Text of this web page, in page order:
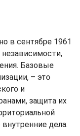
в сентябре 1961
Базовые
– это
и
защита их
дела.